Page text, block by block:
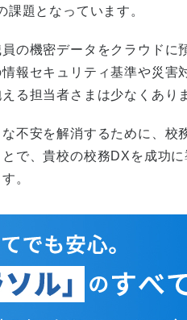
課題となっています。
の機密データをクラウド
報セキュリティ基準や災
る担当者さまは少なくあり
不安を解消するために、校
で、貴校の校務DXを成功
。